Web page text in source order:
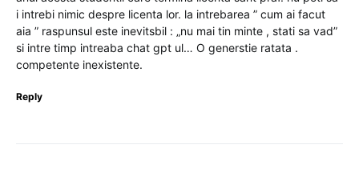
i intrebi nimic despre licenta lor. la intrebarea ” cum ai facut
aia ” raspunsul este inevitsbil : „nu mai tin minte , stati sa vad”
si intre timp intreaba chat gpt ul… O generstie ratata .
competente inexistente.
Reply